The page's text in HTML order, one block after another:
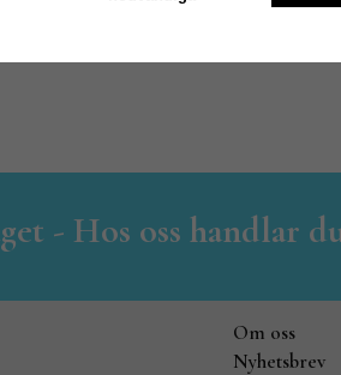
- Hos oss handlar
Om oss
Nyhetsbrev